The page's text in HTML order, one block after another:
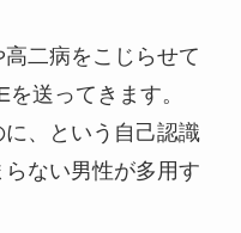
二病をこじらせて
送ってきます。
、という自己認識
ない男性が多用す